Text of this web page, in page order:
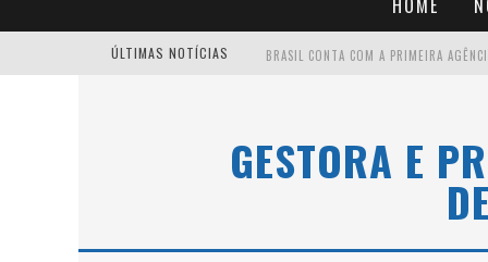
HOME
ÚLTIMAS NOTÍCIAS
GESTORA E